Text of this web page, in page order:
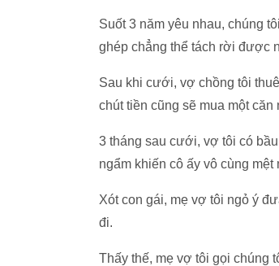
Suốt 3 năm yêu nhau, chúng
ghép chẳng thể tách rời được
Sau khi cưới, vợ chồng tôi
chút tiền cũng sẽ mua một
3 tháng sau cưới, vợ tôi có
ngẩm khiến cô ấy vô cùng mệt
Xót con gái, mẹ vợ tôi ngỏ ý
đi.
Thấy thế, mẹ vợ tôi gọi chúng